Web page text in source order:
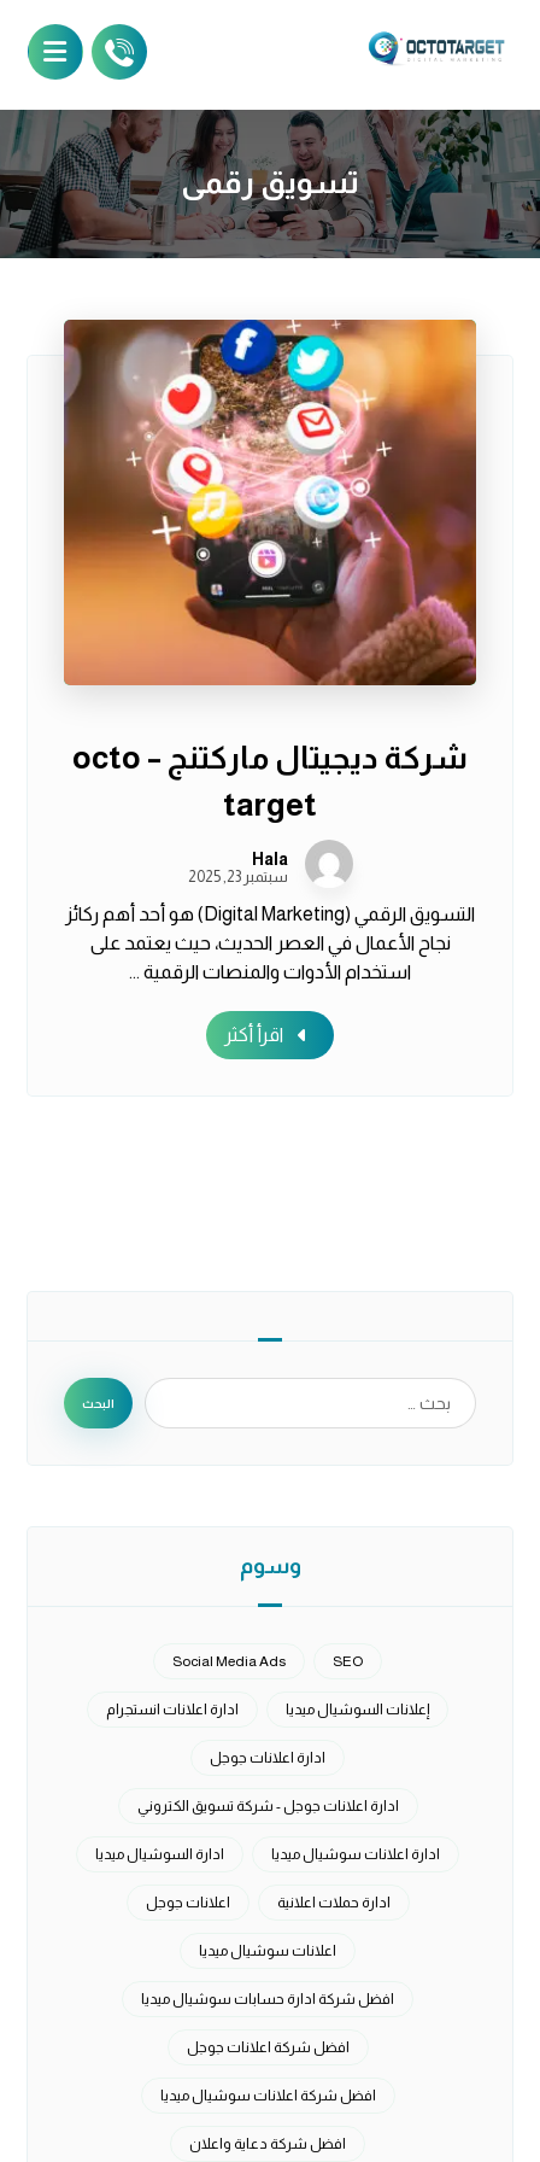
تسويق رقمى
شركة ديجيتال ماركتنج – octo
target
Hala
سبتمبر 23, 2025
التسويق الرقمي (Digital Marketing) هو أحد أهم ركائز
نجاح الأعمال في العصر الحديث، حيث يعتمد على
استخدام الأدوات والمنصات الرقمية ...
اقرأ أكثر
البحث
وسوم
SEO
Social Media Ads
إعلانات السوشيال ميديا ادارة اعلانات انستجرام
ادارة اعلانات جوجل
ادارة اعلانات جوجل - شركة تسويق الكتروني
ادارة اعلانات سوشيال ميديا ادارة السوشيال ميديا
ادارة حملات اعلانية اعلانات جوجل
اعلانات سوشيال ميديا
افضل شركة ادارة حسابات سوشيال ميديا
افضل شركة اعلانات جوجل
افضل شركة اعلانات سوشيال ميديا
افضل شركة دعاية واعلان